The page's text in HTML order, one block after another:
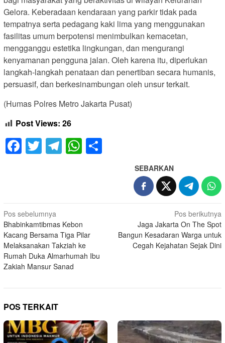
Gelora. Keberadaan kendaraan yang parkir tidak pada
tempatnya serta pedagang kaki lima yang menggunakan
fasilitas umum berpotensi menimbulkan kemacetan,
mengganggu estetika lingkungan, dan mengurangi
kenyamanan pengguna jalan. Oleh karena itu, diperlukan
langkah-langkah penataan dan penertiban secara humanis,
persuasif, dan berkesinambungan oleh unsur terkait.
(Humas Polres Metro Jakarta Pusat)
Post Views: 26
Facebook
Twitter
Telegram
WhatsApp
SEBARKAN
Navigasi
pos
Pos sebelumnya
Bhabinkamtibmas Kebon
Kacang Bersama Tiga Pilar
Melaksanakan Takziah ke
Rumah Duka Almarhumah Ibu
Zakiah Mansur Sanad
Pos berikutnya
Jaga Jakarta On The Spot
Bangun Kesadaran Warga untuk
Cegah Kejahatan Sejak Dini
POS TERKAIT